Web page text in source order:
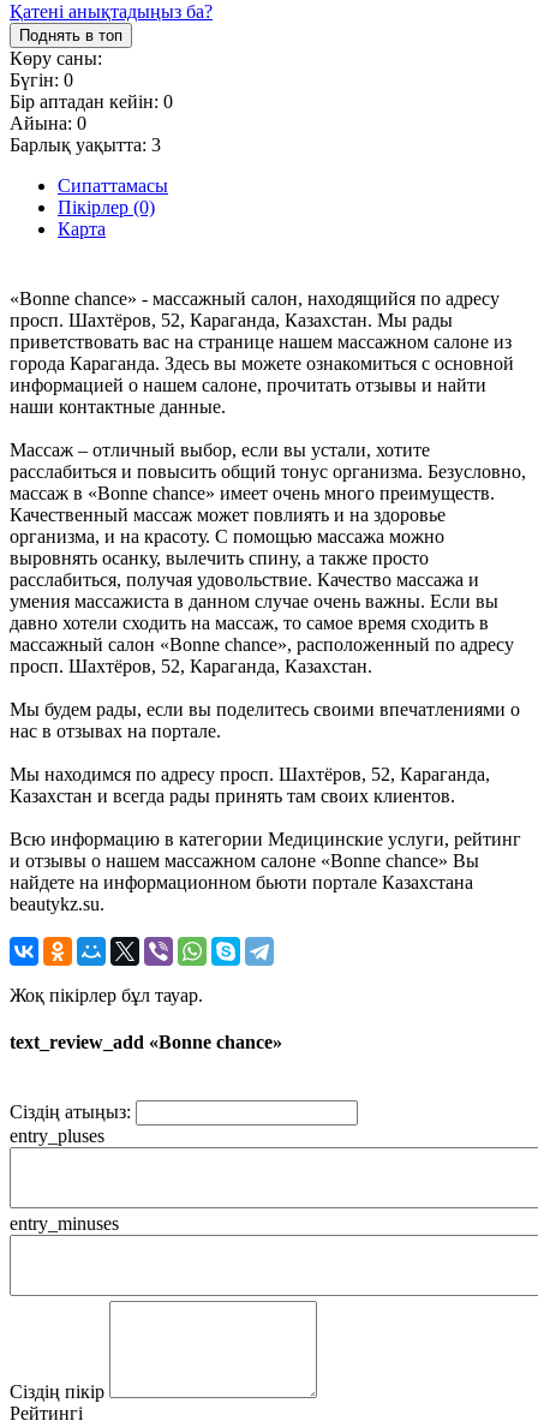
Қатені анықтадыңыз ба?
Поднять в топ
Көру саны:
Бүгін: 0
Бір аптадан кейін: 0
Айына: 0
Барлық уақытта: 3
Сипаттамасы
Пікірлер (0)
Карта
«Bonne chance» - массажный салон, находящийся по адресу
просп. Шахтёров, 52, Караганда, Казахстан. Мы рады
приветствовать вас на странице нашем массажном салоне из
города Караганда. Здесь вы можете ознакомиться с основной
информацией о нашем салоне, прочитать отзывы и найти
наши контактные данные.
Массаж – отличный выбор, если вы устали, хотите
расслабиться и повысить общий тонус организма. Безусловно,
массаж в «Bonne chance» имеет очень много преимуществ.
Качественный массаж может повлиять и на здоровье
организма, и на красоту. С помощью массажа можно
выровнять осанку, вылечить спину, а также просто
расслабиться, получая удовольствие. Качество массажа и
умения массажиста в данном случае очень важны. Если вы
давно хотели сходить на массаж, то самое время сходить в
массажный салон «Bonne chance», расположенный по адресу
просп. Шахтёров, 52, Караганда, Казахстан.
Мы будем рады, если вы поделитесь своими впечатлениями о
нас в отзывах на портале.
Мы находимся по адресу просп. Шахтёров, 52, Караганда,
Казахстан и всегда рады принять там своих клиентов.
Всю информацию в категории Медицинские услуги, рейтинг
и отзывы о нашем массажном салоне «Bonne chance» Вы
найдете на информационном бьюти портале Казахстана
beautykz.su.
Жоқ пікірлер бұл тауар.
text_review_add «Bonne chance»
Сіздің атыңыз:
entry_pluses
entry_minuses
Сіздің пікір
Рейтингі